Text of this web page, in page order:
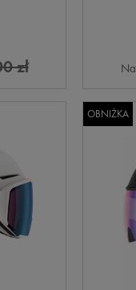
zł
OBNIŻKA